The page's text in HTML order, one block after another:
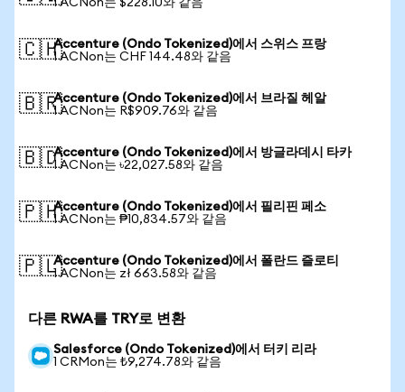
1 ACNon는 $228.10와 같음
🇨🇭Accenture (Ondo Tokenized)에서 스위스 프랑
1 ACNon는 CHF 144.48와 같음
🇧🇷Accenture (Ondo Tokenized)에서 브라질 헤알
1 ACNon는 R$909.76와 같음
🇧🇩Accenture (Ondo Tokenized)에서 방글라데시 타카
1 ACNon는 ৳22,027.58와 같음
🇵🇭Accenture (Ondo Tokenized)에서 필리핀 페소
1 ACNon는 ₱10,834.57와 같음
🇵🇱Accenture (Ondo Tokenized)에서 폴란드 즐로티
1 ACNon는 zł 663.58와 같음
다른 RWA를 TRY로 변환
Salesforce (Ondo Tokenized)에서 터키 리라
1 CRMon는 ₺9,274.78와 같음